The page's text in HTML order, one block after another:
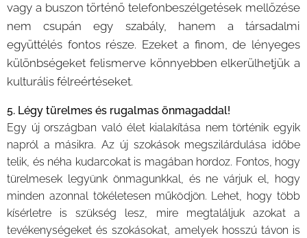
vagy a buszon történő telefonbeszélgetések mellőzése
nem csupán egy szabály, hanem a társadalmi
együttélés fontos része. Ezeket a finom, de lényeges
különbségeket felismerve könnyebben elkerülhetjük a
kulturális félreértéseket.
5. Légy türelmes és rugalmas önmagaddal!
Egy új országban való élet kialakítása nem történik egyik
napról a másikra. Az új szokások megszilárdulása időbe
telik, és néha kudarcokat is magában hordoz. Fontos, hogy
türelmesek legyünk önmagunkkal, és ne várjuk el, hogy
minden azonnal tökéletesen működjön. Lehet, hogy több
kísérletre is szükség lesz, mire megtaláljuk azokat a
tevékenységeket és szokásokat, amelyek hosszú távon is